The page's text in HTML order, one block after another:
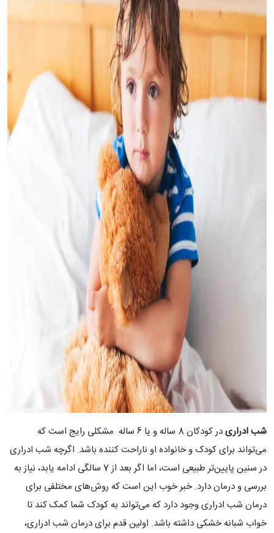
شب ادراری
در کودکان 8 ساله و یا 6 ساله مشکلی رایج است که
می‌تواند برای کودک و خانواده او ناراحت کننده باشد. اگرچه شب ادراری
در سنین پایین‌تر طبیعی است، اما اگر بعد از 7 سالگی ادامه یابد، نیاز به
بررسی و درمان دارد. خبر خوب این است که روش‌های مختلفی برای
درمان شب ادراری وجود دارد که می‌تواند به کودک شما کمک کند تا
خواب شبانه خشکی داشته باشد. اولین قدم برای درمان شب ادراری،